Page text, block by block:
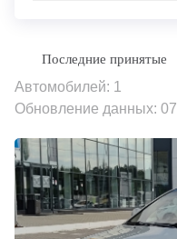
Автомобилей: 1
Обновление данных: